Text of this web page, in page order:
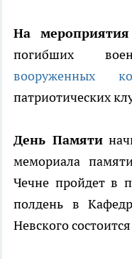
На мероприятия
погибших
вооруженных
патриотических
День Памяти
мемориала
Чечне пройдет в
полдень в
Невского